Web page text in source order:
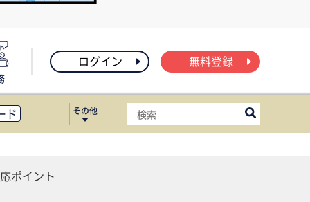
ログイン 無料登録
ド
ス移転
その他
ポイント